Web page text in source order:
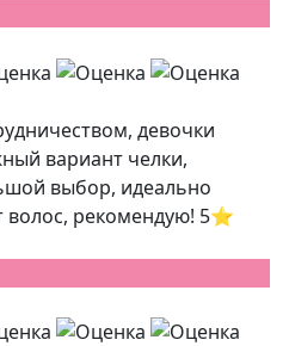
девочки
вариант челки,
выбор, идеально
волос, рекомендую! 5⭐️